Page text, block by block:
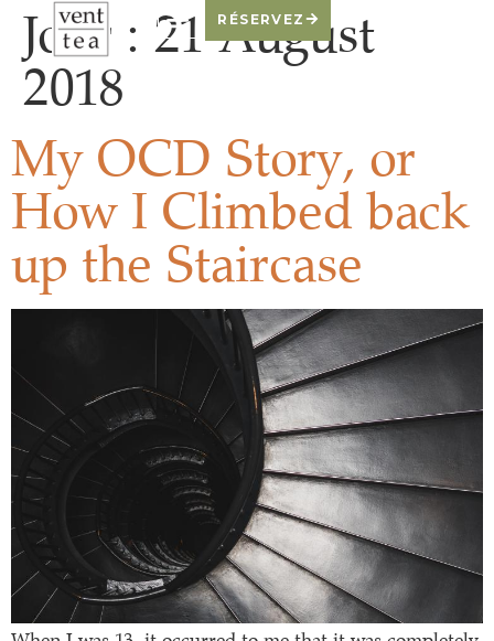
RÉSERVEZ
Jour : 21 August
2018
My OCD Story, or
How I Climbed back
up the Staircase